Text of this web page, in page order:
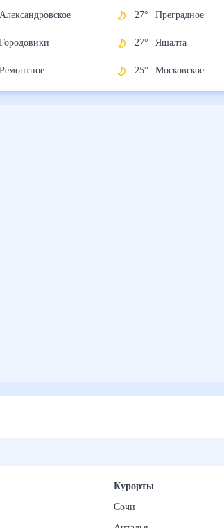
Александровское
Городовики
Ремонтное
27° Преградное
27° Яшалта
25° Московское
Курорты
Сочи